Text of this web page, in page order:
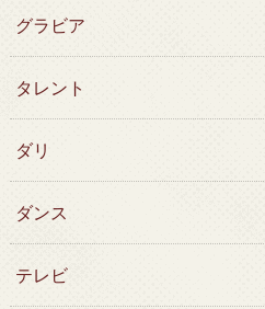
グラビア
タレント
ダリ
ダンス
テレビ